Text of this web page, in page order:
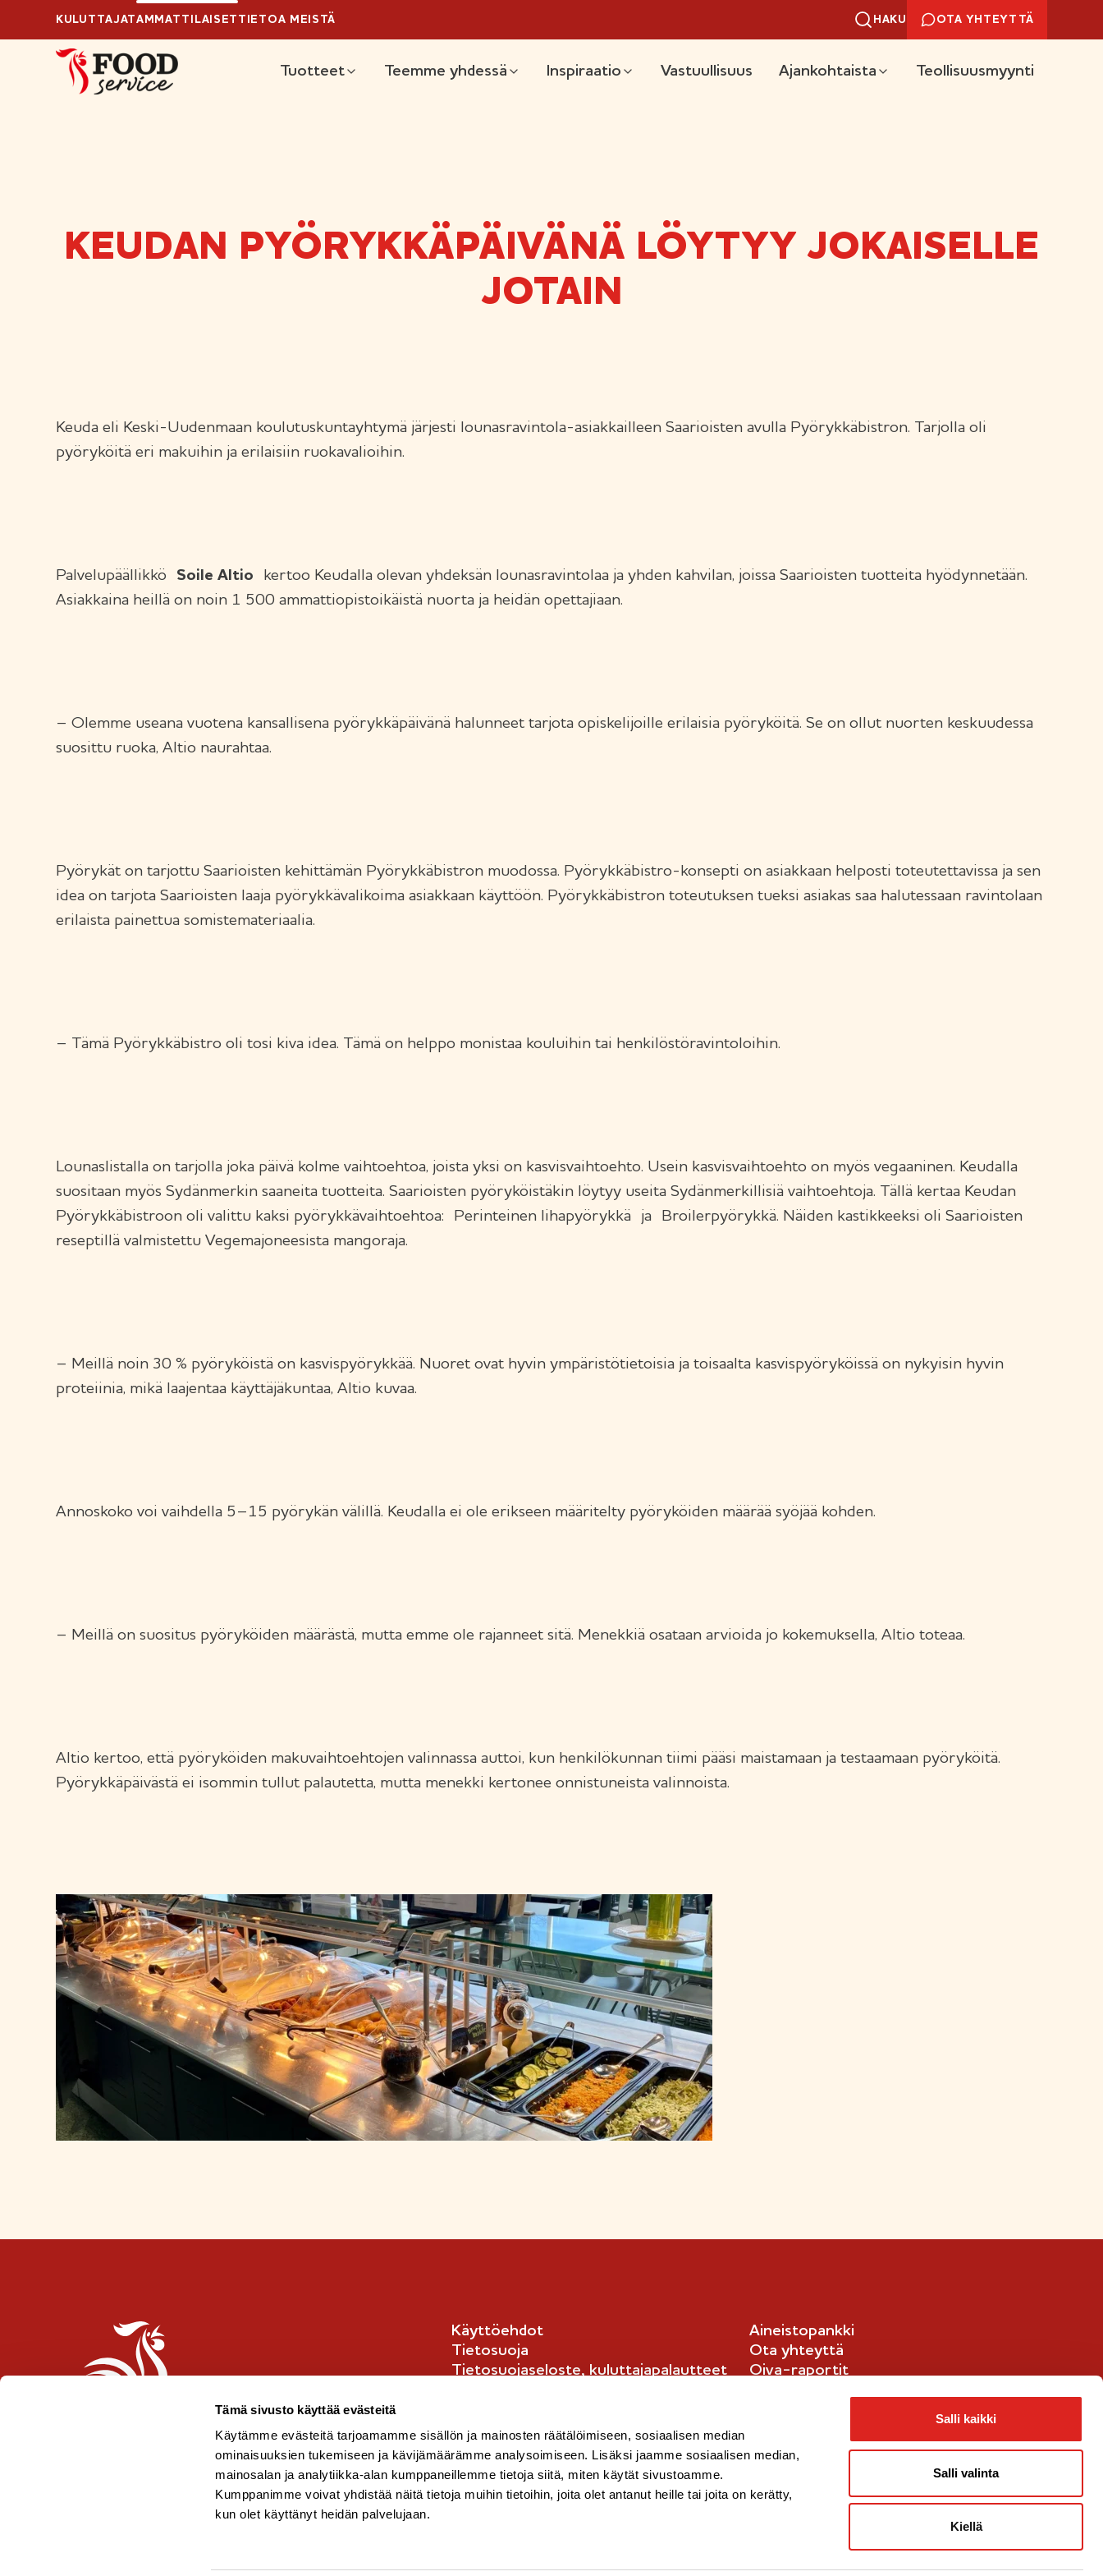
Tämä sivusto käyttää evästeitä
Käytämme evästeitä tarjoamamme sisällön ja mainosten räätälöimiseen, sosiaalisen median
ominaisuuksien tukemiseen ja kävijämäärämme analysoimiseen. Lisäksi jaamme sosiaalisen median,
mainosalan ja analytiikka-alan kumppaneillemme tietoja siitä, miten käytät sivustoamme.
Kumppanimme voivat yhdistää näitä tietoja muihin tietoihin, joita olet antanut heille tai joita on kerätty,
kun olet käyttänyt heidän palvelujaan.
Salli kaikki
Salli valinta
Kiellä
Ylä
KULUTTAJATAMMATTILAISET TIETOA MEISTÄ HAKU OTA YHTEYTTÄ
Päävalikko
Tuotteet Teemme yhdessä Inspiraatio Vastuullisuus Ajankohtaista Teollisuusmyynti
KEUDAN PYÖRYKKÄPÄIVÄNÄ LÖYTYY JOKAISELLE
JOTAIN
Keuda eli Keski-Uudenmaan koulutuskuntayhtymä järjesti lounasravintola-asiakkailleen Saarioisten avulla Pyörykkäbistron. Tarjolla oli
pyöryköitä eri makuihin ja erilaisiin ruokavalioihin.
Palvelupäällikkö Soile Altio kertoo Keudalla olevan yhdeksän lounasravintolaa ja yhden kahvilan, joissa Saarioisten tuotteita hyödynnetään.
Asiakkaina heillä on noin 1 500 ammattiopistoikäistä nuorta ja heidän opettajiaan.
– Olemme useana vuotena kansallisena pyörykkäpäivänä halunneet tarjota opiskelijoille erilaisia pyöryköitä. Se on ollut nuorten keskuudessa
suosittu ruoka, Altio naurahtaa.
Pyörykät on tarjottu Saarioisten kehittämän Pyörykkäbistron muodossa. Pyörykkäbistro-konsepti on asiakkaan helposti toteutettavissa ja sen
idea on tarjota Saarioisten laaja pyörykkävalikoima asiakkaan käyttöön. Pyörykkäbistron toteutuksen tueksi asiakas saa halutessaan ravintolaan
erilaista painettua somistemateriaalia.
– Tämä Pyörykkäbistro oli tosi kiva idea. Tämä on helppo monistaa kouluihin tai henkilöstöravintoloihin.
Lounaslistalla on tarjolla joka päivä kolme vaihtoehtoa, joista yksi on kasvisvaihtoehto. Usein kasvisvaihtoehto on myös vegaaninen. Keudalla
suositaan myös Sydänmerkin saaneita tuotteita. Saarioisten pyöryköistäkin löytyy useita Sydänmerkillisiä vaihtoehtoja. Tällä kertaa Keudan
Pyörykkäbistroon oli valittu kaksi pyörykkävaihtoehtoa: Perinteinen lihapyörykkä ja Broilerpyörykkä. Näiden kastikkeeksi oli Saarioisten
reseptillä valmistettu Vegemajoneesista mangoraja.
– Meillä noin 30 % pyöryköistä on kasvispyörykkää. Nuoret ovat hyvin ympäristötietoisia ja toisaalta kasvispyöryköissä on nykyisin hyvin
proteiinia, mikä laajentaa käyttäjäkuntaa, Altio kuvaa.
Annoskoko voi vaihdella 5–15 pyörykän välillä. Keudalla ei ole erikseen määritelty pyöryköiden määrää syöjää kohden.
– Meillä on suositus pyöryköiden määrästä, mutta emme ole rajanneet sitä. Menekkiä osataan arvioida jo kokemuksella, Altio toteaa.
Altio kertoo, että pyöryköiden makuvaihtoehtojen valinnassa auttoi, kun henkilökunnan tiimi pääsi maistamaan ja testaamaan pyöryköitä.
Pyörykkäpäivästä ei isommin tullut palautetta, mutta menekki kertonee onnistuneista valinnoista.
Käyttöehdot
Tietosuoja
Tietosuojaseloste, kuluttajapalautteet
Aineistopankki
Ota yhteyttä
Oiva-raportit